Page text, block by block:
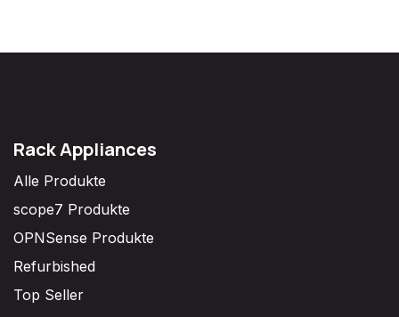
Rack Appliances
Alle Produkte
scope7 Produkte
OPNSense Produkte
Refurbished
Top Seller